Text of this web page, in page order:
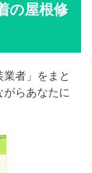
の屋根修
者」をまと
らあなたに